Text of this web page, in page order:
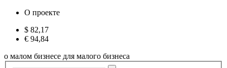
О проекте
$ 82,17
€ 94,84
о малом бизнесе для малого бизнеса